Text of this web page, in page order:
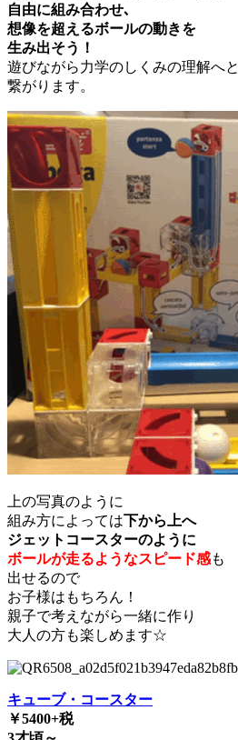
自由に組み合わせ､
想像を超えるボールの動きを
生み出そう！
遊びながら力学のしくみの理解へと
繋がります。
上の写真のように
組み方によっては下から上へ
ジェットコースターのように
ボールが走るようなスピード感も
出せるので
お子様はもちろん！
親子で考えながら一緒に作り
大人の方も楽しめます☆
キューブ・コースター
￥5400+税